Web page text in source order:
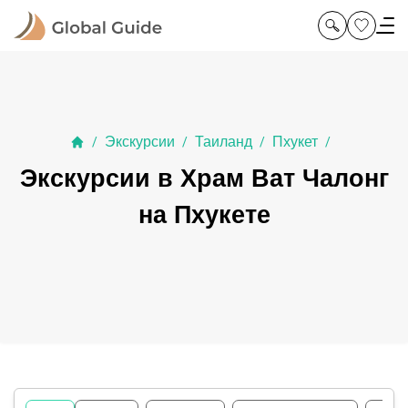
/ Экскурсии / Таиланд / Пхукет /
Экскурсии в Храм Ват Чалонг
на Пхукете